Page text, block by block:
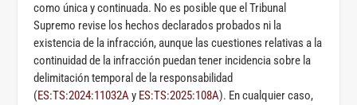
como única y continuada. No es posible que el Tribunal
Supremo revise los hechos declarados probados ni la
existencia de la infracción, aunque las cuestiones relativas a la
continuidad de la infracción puedan tener incidencia sobre la
delimitación temporal de la responsabilidad
(ES:TS:2024:11032Ay ES:TS:2025:108A). En cualquier caso,